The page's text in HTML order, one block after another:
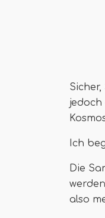
jedoch
Ich
Die
also